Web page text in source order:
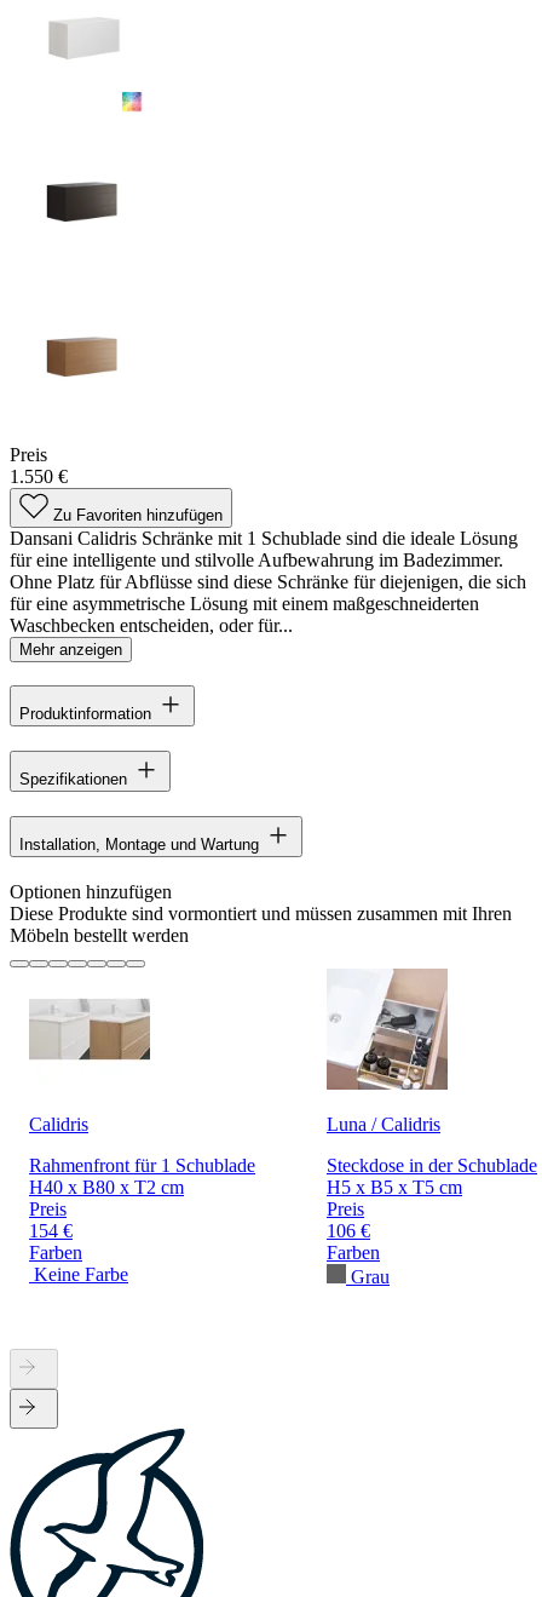
Preis
1.550 €
Zu Favoriten hinzufügen
Dansani Calidris Schränke mit 1 Schublade sind die ideale Lösung
für eine intelligente und stilvolle Aufbewahrung im Badezimmer.
Ohne Platz für Abflüsse sind diese Schränke für diejenigen, die sich
für eine asymmetrische Lösung mit einem maßgeschneiderten
Waschbecken entscheiden, oder für...
Mehr anzeigen
Produktinformation
Spezifikationen
Installation, Montage und Wartung
Optionen hinzufügen
Diese Produkte sind vormontiert und müssen zusammen mit Ihren
Möbeln bestellt werden
Calidris
Rahmenfront für 1 Schublade
H40 x B80 x T2 cm
Preis
154 €
Farben
Keine Farbe
Luna / Calidris
Steckdose in der Schublade
H5 x B5 x T5 cm
Preis
106 €
Farben
Grau